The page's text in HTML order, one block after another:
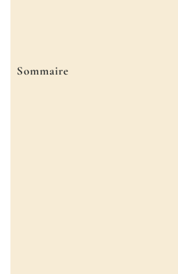
Sommaire